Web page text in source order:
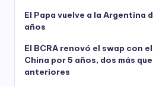
El Papa vuelve a la Argentina
años
El BCRA renovó el swap con
China por 5 años, dos más
anteriores